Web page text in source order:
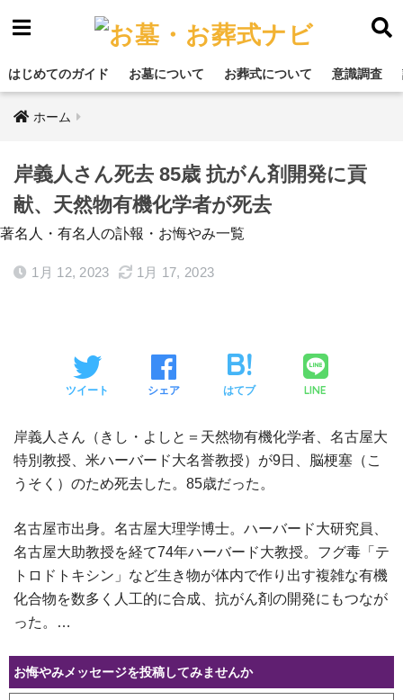
はじめてのガイド お墓について お葬式について 意識調査
ホーム
岸義人さん死去 85歳 抗がん剤開発に貢
献、天然物有機化学者が死去
著名人・有名人の訃報・お悔やみ一覧
1月 12, 2023 1月 17, 2023
ツイート シェア はてブ LINE
岸義人さん（きし・よしと＝天然物有機化学者、名古屋大
特別教授、米ハーバード大名誉教授）が9日、脳梗塞（こ
うそく）のため死去した。85歳だった。
名古屋市出身。名古屋大理学博士。ハーバード大研究員、
名古屋大助教授を経て74年ハーバード大教授。フグ毒「テ
トロドトキシン」など生き物が体内で作り出す複雑な有機
化合物を数多く人工的に合成、抗がん剤の開発にもつなが
った。…
お悔やみメッセージを投稿してみませんか